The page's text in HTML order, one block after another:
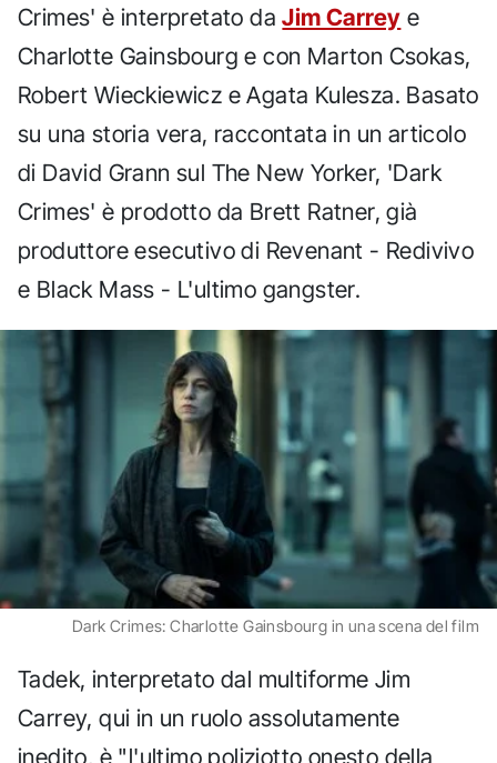
Crimes' è interpretato daJim Carrey e
Charlotte Gainsbourg e con Marton Csokas,
Robert Wieckiewicz e Agata Kulesza. Basato
su una storia vera, raccontata in un articolo
di David Grann sul The New Yorker, 'Dark
Crimes' è prodotto da Brett Ratner, già
produttore esecutivo di Revenant - Redivivo
e Black Mass - L'ultimo gangster.
Dark Crimes: Charlotte Gainsbourg in una scena del film
Tadek, interpretato dal multiforme Jim
Carrey, qui in un ruolo assolutamente
inedito, è "l'ultimo poliziotto onesto della